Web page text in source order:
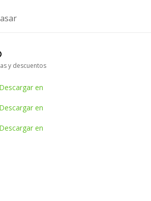
y descuentos
Descargar en
Descargar en
Descargar en